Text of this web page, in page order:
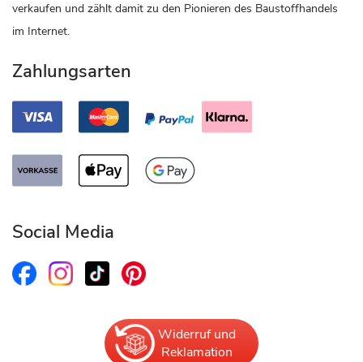
verkaufen und zählt damit zu den Pionieren des Baustoffhandels
im Internet.
Zahlungsarten
Social Media
Widerruf und
Reklamation